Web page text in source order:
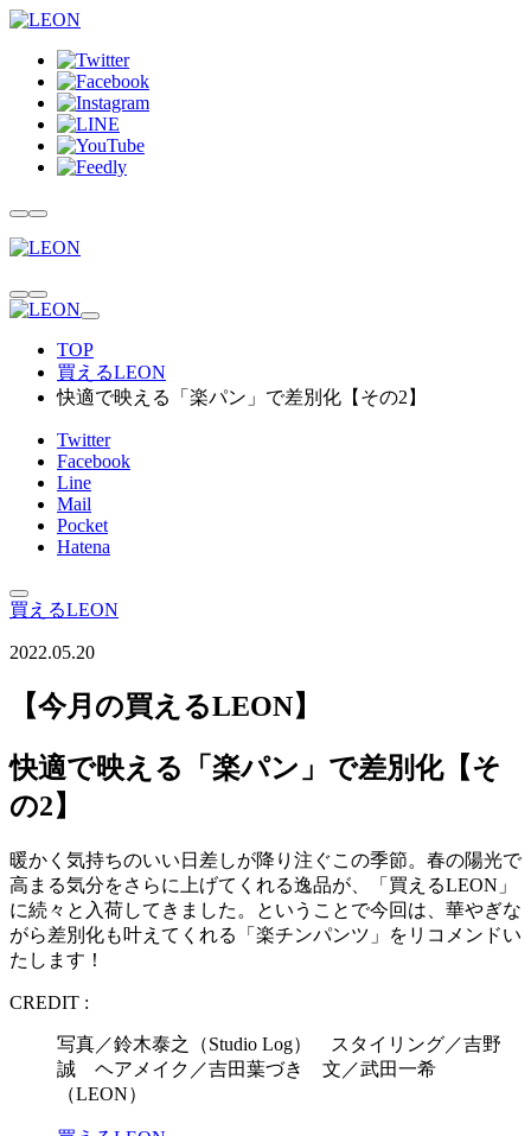
TOP
買えるLEON
快適で映える「楽パン」で差別化【その2】
Twitter
Facebook
Line
Mail
Pocket
Hatena
買えるLEON
2022.05.20
【今月の買えるLEON】
快適で映える「楽パン」で差別化【そ
の2】
暖かく気持ちのいい日差しが降り注ぐこの季節。春の陽光で
高まる気分をさらに上げてくれる逸品が、「買えるLEON」
に続々と入荷してきました。ということで今回は、華やぎな
がら差別化も叶えてくれる「楽チンパンツ」をリコメンドい
たします！
CREDIT :
写真／鈴木泰之（Studio Log） スタイリング／吉野
誠 ヘアメイク／吉田葉づき 文／武田一希
（LEON）